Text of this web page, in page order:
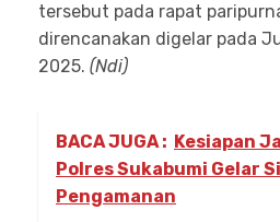
tersebut pada rapat
direncanakan digelar pada
2025. (Ndi)
BACA JUGA : Kesiapan
Polres Sukabumi Gelar
Pengamanan